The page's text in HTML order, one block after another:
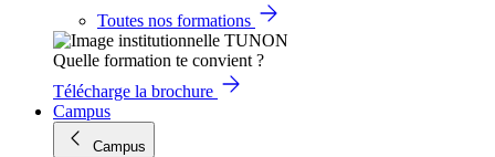
Toutes nos formations
Quelle formation te convient ?
Télécharge la brochure
Campus
Campus